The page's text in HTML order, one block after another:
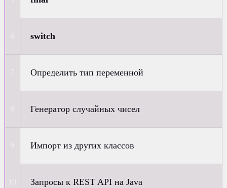
switch
Определить тип переменной
Генератор случайных чисел
Импорт из других классов
Запросы к REST API на Java